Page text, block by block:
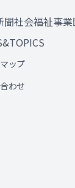
聞社会福祉事
ップ
わせ